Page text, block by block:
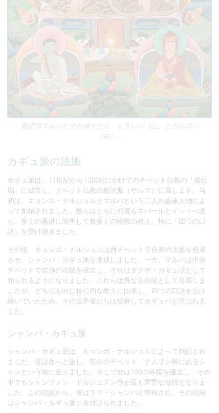
翻訳家マルパとその弟子たち - ミラレパ（左）とガムポパ
（右）。
カギュ派の法脈
カギュ派は、11世紀から12世紀にかけてのチベット仏教の「後伝
期」に成立し、チベット仏教の新訳派（サルマ）に属します。当
初は、キョンポ・ナルジョルとマルパという二人の重要人物によ
って創始されました。彼らはともに何度もネパールとインドへ渡
り、多くの高僧に師事して数多くの密教の教え、特に「四つの口
訣」を受け継ぎました。
その後、キョンポ・ナルジョルは西チベットで自身の法脈を発展
させ、シャンパ・カギュ派を形成しました。一方、マルパは中央
チベットで自身の法脈を確立し、それはダクポ・カギュ派として
知られるようになりました。これらは異なる伝統として発展しま
したが、どちらも同じ核心的な教えに由来し、四つの口訣を受け
継いでいたため、その信奉者たちは総称してカギュパと呼ばれま
した。
シャンパ・カギュ派
シャンパ・カギュ派は、キョンポ・ナルジョルによって創始され
ました。彼は西へと旅し、現在のチベット・ナムリン県にあるシ
ャンという地に至りました。そこで彼は108の寺院を建立し、その
中でもシャンツォン・ドルジェデン寺が最も重要な寺院となりま
した。この功績から、彼はラマ・シャンパと尊称され、その伝統
はシャンパ・カギュ派と名付けられました。